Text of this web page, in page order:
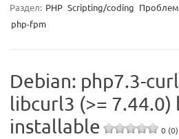
Раздел: PHP Scripting/coding
php-fpm
Debian: php7.3-
libcurl3 (>=
installable
0 (0)